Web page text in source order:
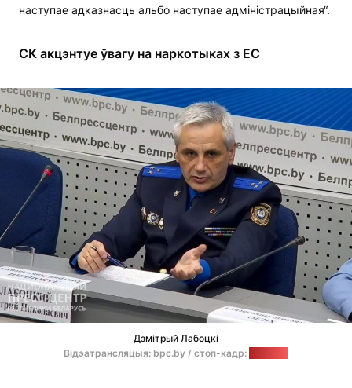
наступае адказнасць альбо наступае адміністрацыйная“.
СК акцэнтуе ўвагу на наркотыках з ЕС
Дзмітрый Лабоцкі
Відэатрансляцыя: bpc.by / стоп-кадр: